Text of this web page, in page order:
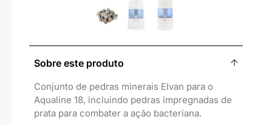
Sobre este produto
Conjunto de pedras minerais Elvan para o
Aqualine 18, incluindo pedras impregnadas de
prata para combater a ação bacteriana.